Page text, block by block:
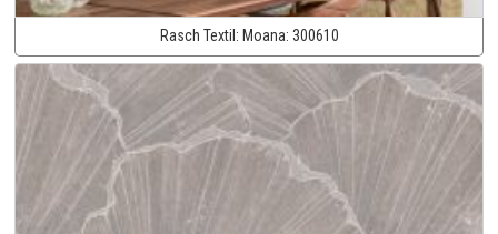
Rasch Textil: Moana: 300610